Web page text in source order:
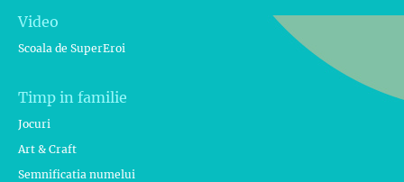
Video
Scoala de SuperEroi
Timp in familie
Jocuri
Art & Craft
Semnificatia numelui